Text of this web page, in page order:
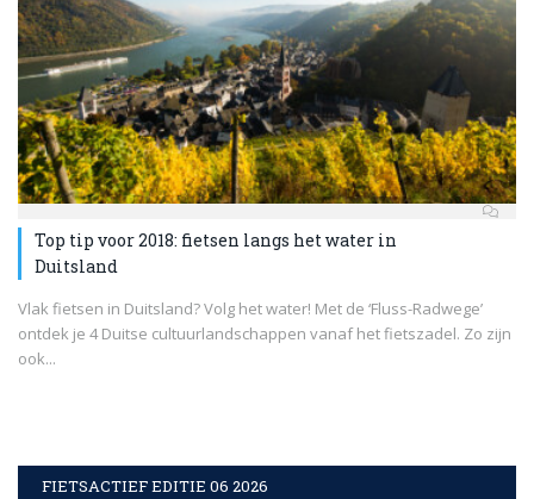
Top tip voor 2018: fietsen langs het water in
Duitsland
Vlak fietsen in Duitsland? Volg het water! Met de ‘Fluss-Radwege’
ontdek je 4 Duitse cultuurlandschappen vanaf het fietszadel. Zo zijn
ook...
FIETSACTIEF EDITIE 06 2026